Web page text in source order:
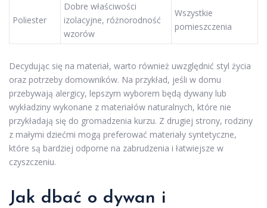
Poliester
Dobre właściwości
izolacyjne, różnorodność
wzorów
Wszystkie
pomieszczenia
Decydując się na materiał, warto również uwzględnić styl życia
oraz potrzeby domowników. Na przykład, jeśli w domu
przebywają alergicy, lepszym wyborem będą dywany lub
wykładziny wykonane z materiałów naturalnych, które nie
przykładają się do gromadzenia kurzu. Z drugiej strony, rodziny
z małymi dziećmi mogą preferować materiały syntetyczne,
które są bardziej odporne na zabrudzenia i łatwiejsze w
czyszczeniu.
Jak dbać o dywan i